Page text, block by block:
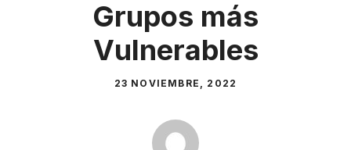
Grupos más
Vulnerables
23 NOVIEMBRE, 2022